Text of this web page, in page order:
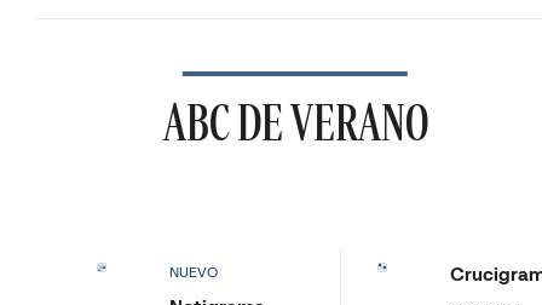
ABC DE VERANO
NUEVO